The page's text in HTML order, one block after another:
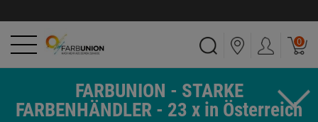
0
FARBUNION - STARKE
FARBENHÄNDLER - 23 x in Österreich